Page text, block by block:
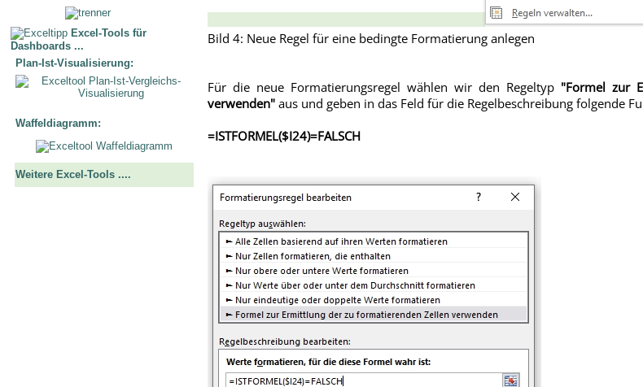
Excel-Tools für
Dashboards ...
Plan-Ist-Visualisierung:
Waffeldiagramm:
Weitere Excel-Tools ....
Bild 4: Neue Regel für eine bedingte Formatierung anlegen
Für die neue Formatierungsregel wählen wir den Regeltyp "Formel zur
verwenden" aus und geben in das Feld für die Regelbeschreibung folgende
=ISTFORMEL($I24)=FALSCH